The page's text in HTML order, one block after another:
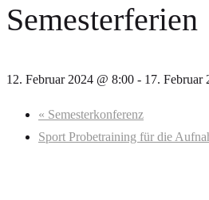
Semesterferien
12. Februar 2024 @ 8:00 - 17. Februar
« Semesterkonferenz
Sport Probetraining für die